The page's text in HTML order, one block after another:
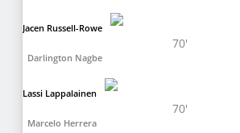
Darlington Nagbe
Jacen Russell-Rowe
70'
Marcelo Herrera
Lassi Lappalainen
70'